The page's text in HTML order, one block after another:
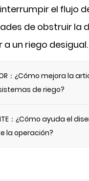
el flujo
de obstruir la
a un riego desigual.
：¿Cómo mejora la
de riego?
：¿Cómo ayuda el
la operación?